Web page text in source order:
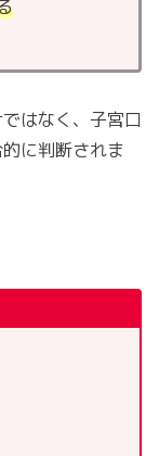
はなく、子宮口
に判断されま